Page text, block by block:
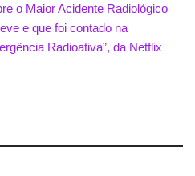
o Maior Acidente Radiológico
e que foi contado na
Radioativa”, da Netflix